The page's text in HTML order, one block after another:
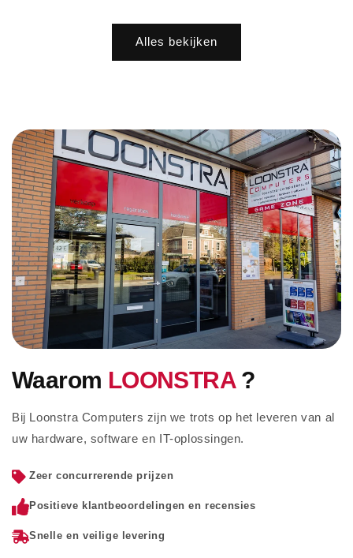
Alles bekijken
Waarom LOONSTRA?
Bij Loonstra Computers zijn we trots op het leveren van al
uw hardware, software en IT-oplossingen.
Zeer concurrerende prijzen
Positieve klantbeoordelingen en recensies
Snelle en veilige levering